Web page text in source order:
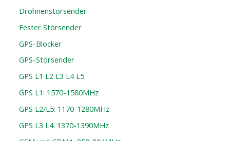
Drohnenstörsender
Fester Störsender
GPS-Blocker
GPS-Störsender
GPS L1 L2 L3 L4 L5
GPS L1: 1570-1580MHz
GPS L2/L5: 1170-1280MHz
GPS L3 L4: 1370-1390MHz